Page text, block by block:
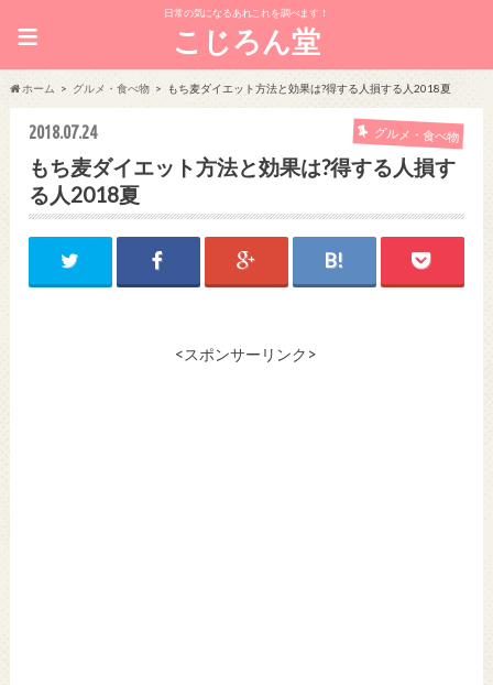
日常の気になるあれこれを調べます！
こじろん堂
≡
ホーム グルメ・食べ物 もち麦ダイエット方法と効果は?得する人損する人2018夏
2018.07.24 グルメ・食べ物
もち麦ダイエット方法と効果は?得する人損す
る人2018夏
<スポンサーリンク>